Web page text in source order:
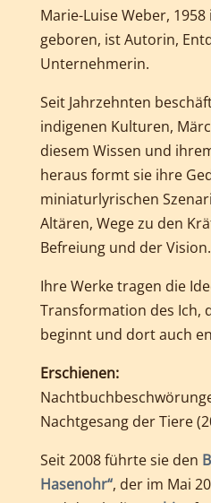
Marie-Luise Weber,
geboren, ist Autorin,
Unternehmerin.
Seit Jahrzehnten
indigenen Kulturen,
diesem Wissen und
heraus formt sie ihre
miniaturlyrischen
Altären, Wege zu den
Befreiung und der Vision.
Ihre Werke tragen die
Transformation des Ich,
beginnt und dort auch
Erschienen:
Nachtgesang der Tiere
Seit 2008 führte sie den
Hasenohr“, der im Mai